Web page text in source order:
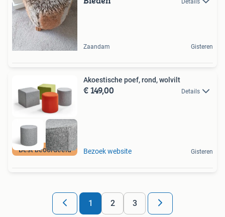
Zaandam Gisteren
Best beoordeeld
Akoestische poef, rond, wolvilt
€ 149,00 Details
Bezoek website Gisteren
1 2 3